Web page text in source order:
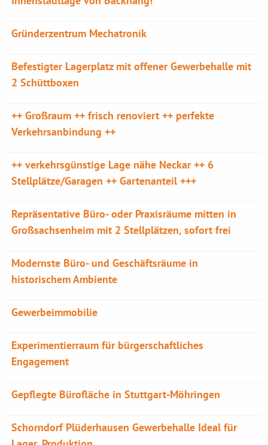
Gründerzentrum Mechatronik
Befestigter Lagerplatz mit offener Gewerbehalle mit
2 Schüttboxen
++ Großraum ++ frisch renoviert ++ perfekte
Verkehrsanbindung ++
++ verkehrsgünstige Lage nähe Neckar ++ 6
Stellplätze/Garagen ++ Gartenanteil +++
Repräsentative Büro- oder Praxisräume mitten in
Großsachsenheim mit 2 Stellplätzen, sofort frei
Modernste Büro- und Geschäftsräume in
historischem Ambiente
Gewerbeimmobilie
Experimentierraum für bürgerschaftliches
Engagement
Gepflegte Bürofläche in Stuttgart-Möhringen
Schorndorf Plüderhausen Gewerbehalle Ideal für